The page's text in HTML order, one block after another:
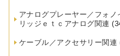
アナログプレーヤー／フォノ
リッジｅｔｃアナログ関連
ケーブル／アクセサリー関連